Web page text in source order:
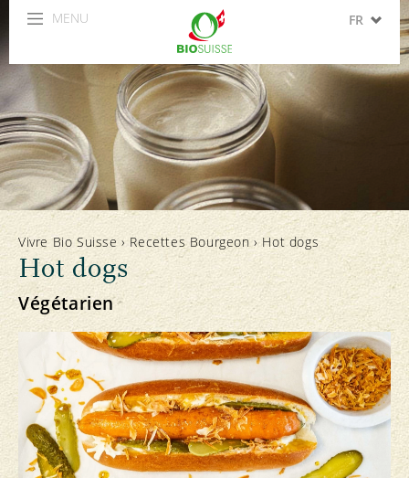
MENU FR
ES
Vivre Bio Suisse › Recettes Bourgeon› Hot dogs
Hot dogs
Végétarien